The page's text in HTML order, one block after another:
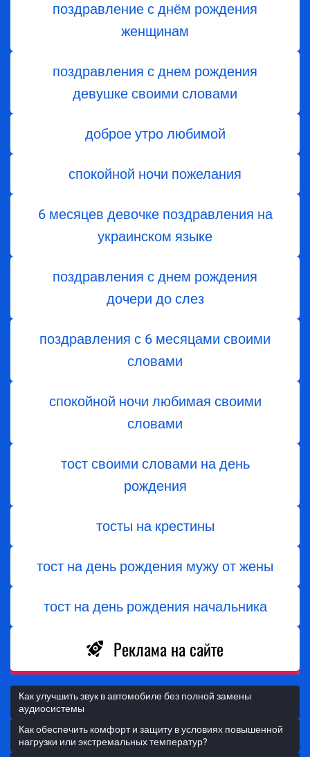
поздравление с днём рождения
женщинам
поздравления с днем рождения
девушке своими словами
доброе утро любимой
спокойной ночи пожелания
6 месяцев девочке поздравления на
украинском языке
поздравления с днем ​​рождения
дочери до слез
поздравления с 6 месяцами своими
словами
спокойной ночи любимая своими
словами
тост своими словами на день
рождения
тосты на крестины
тост на день рождения мужу от жены
тост на день рождения начальника
Реклама на сайте
Как улучшить звук в автомобиле без полной замены
аудиосистемы
Как обеспечить комфорт и защиту в условиях повышенной
нагрузки или экстремальных температур?